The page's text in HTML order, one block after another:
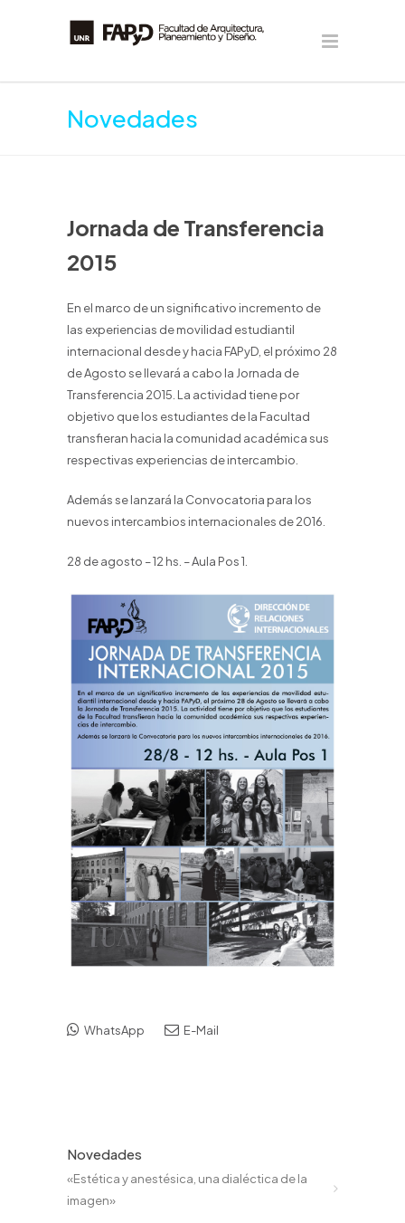
Novedades
Jornada de Transferencia
2015
En el marco de un significativo incremento de
las experiencias de movilidad estudiantil
internacional desde y hacia FAPyD, el próximo 28
de Agosto se llevará a cabo la Jornada de
Transferencia 2015. La actividad tiene por
objetivo que los estudiantes de la Facultad
transfieran hacia la comunidad académica sus
respectivas experiencias de intercambio.
Además se lanzará la Convocatoria para los
nuevos intercambios internacionales de 2016.
28 de agosto – 12 hs. – Aula Pos 1.
WhatsApp E-Mail
Novedades
«Estética y anestésica, una dialéctica de la
imagen»